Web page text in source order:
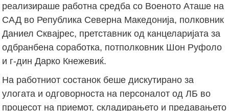
реализираше работна средба со Военото Аташе на
САД во Република Северна Македонија, полковник
Даниел Сквајрес, претставник од канцеларијата за
одбранбена соработка, потполковник Шон Руфоло
и г-дин Дарко Кнежевиќ.
На работниот состанок беше дискутирано за
улогата и одговорноста на персоналот од ЛБ во
процесот на приемот, складирањето и предавањето